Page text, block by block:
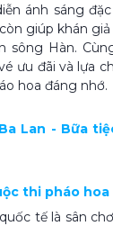
ánh sáng
giúp khán
sông Hàn.
ưu đãi và lựa
hoa đáng nhớ.
Lan - Bữa
thi pháo
tế là sân